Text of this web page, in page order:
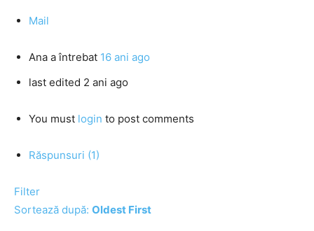
Mail
Ana a întrebat 16 ani ago
last edited 2 ani ago
You must login to post comments
Răspunsuri (1)
Filter
Sortează după: Oldest First